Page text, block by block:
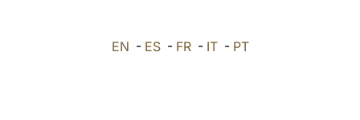
EN - ES- FR- IT- PT